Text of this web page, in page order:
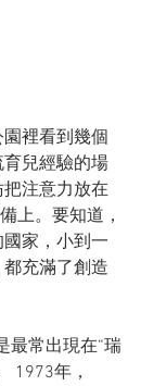
裡看到幾個
兒經驗的場
注意力放在
上。要知道，
家，小到一
充滿了創造
最常出現在“瑞
1973年，